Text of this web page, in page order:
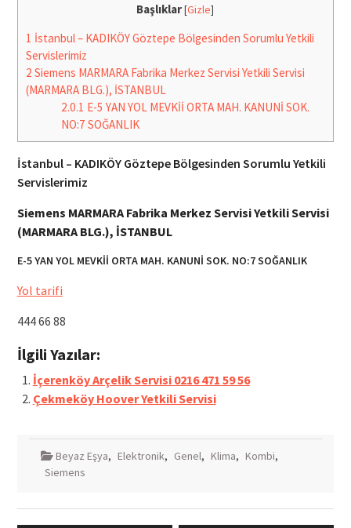
Başlıklar[Gizle]
1 İstanbul – KADIKÖY Göztepe Bölgesinden Sorumlu Yetkili
Servislerimiz
2 Siemens MARMARA Fabrika Merkez Servisi Yetkili Servisi
(MARMARA BLG.), İSTANBUL
2.0.1 E-5 YAN YOL MEVKİİ ORTA MAH. KANUNİ SOK.
NO:7 SOĞANLIK
İstanbul – KADIKÖY Göztepe Bölgesinden Sorumlu Yetkili
Servislerimiz
Siemens MARMARA Fabrika Merkez Servisi Yetkili Servisi
(MARMARA BLG.), İSTANBUL
E-5 YAN YOL MEVKİİ ORTA MAH. KANUNİ SOK. NO:7 SOĞANLIK
Yol tarifi
444 66 88
İlgili Yazılar:
İçerenköy Arçelik Servisi 0216 471 59 56
Çekmeköy Hoover Yetkili Servisi
Beyaz Eşya, Elektronik, Genel, Klima, Kombi,
Siemens